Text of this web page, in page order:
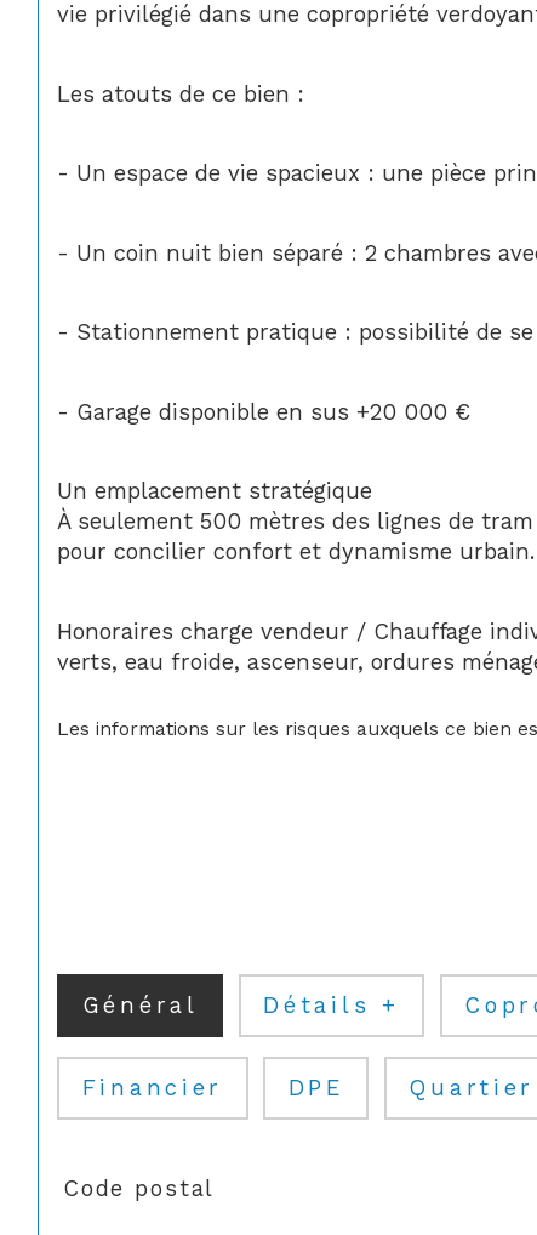
vie privilégié dans une copropriété
Les atouts de ce bien :
- Un espace de vie spacieux : une pièce
- Un coin nuit bien séparé : 2 chambres
- Stationnement pratique : possibilité de
- Garage disponible en sus +20 000 €
Un emplacement stratégique
À seulement 500 mètres des lignes de
pour concilier confort et dynamisme urbain.
Honoraires charge vendeur / Chauffage
verts, eau froide, ascenseur, ordures
Les informations sur les risques auxquels ce bien
Général Détails +
Financier DPE Quartier
TRAD_SIROCCO_Caracteristique
Code postal